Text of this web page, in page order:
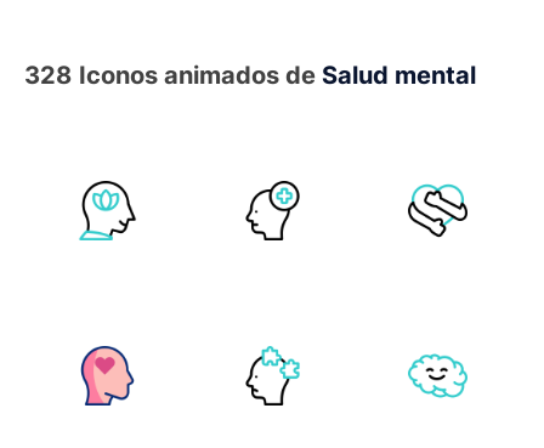
328 Iconos animados de Salud mental